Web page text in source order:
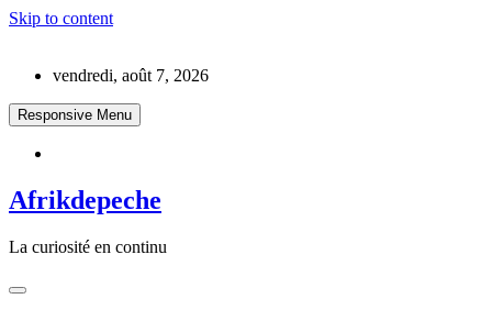
Skip to content
vendredi, août 7, 2026
Responsive Menu
Afrikdepeche
La curiosité en continu